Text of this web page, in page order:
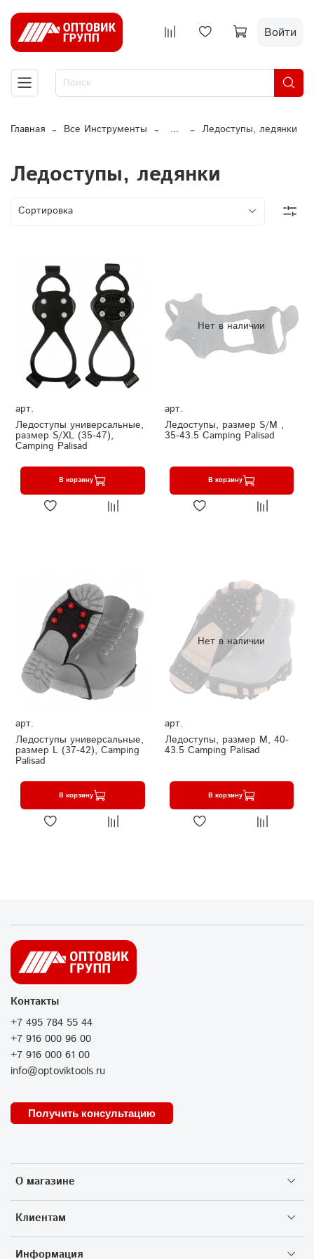
Войти
Главная Все Инструменты ... Ледоступы, ледянки
Ледоступы, ледянки
арт.
Ледоступы универсальные,
размер S/XL (35-47),
Camping Palisad
В корзину
Нет в наличии
арт.
Ледоступы, размер S/M ,
35-43.5 Camping Palisad
В корзину
арт.
Ледоступы универсальные,
размер L (37-42), Camping
Palisad
В корзину
Нет в наличии
арт.
Ледоступы, размер M, 40-
43.5 Camping Palisad
В корзину
О магазине
Клиентам
Информация
Контакты
+7 495 784 55 44
+7 916 000 96 00
+7 916 000 61 00
info@optoviktools.ru
Получить консультацию